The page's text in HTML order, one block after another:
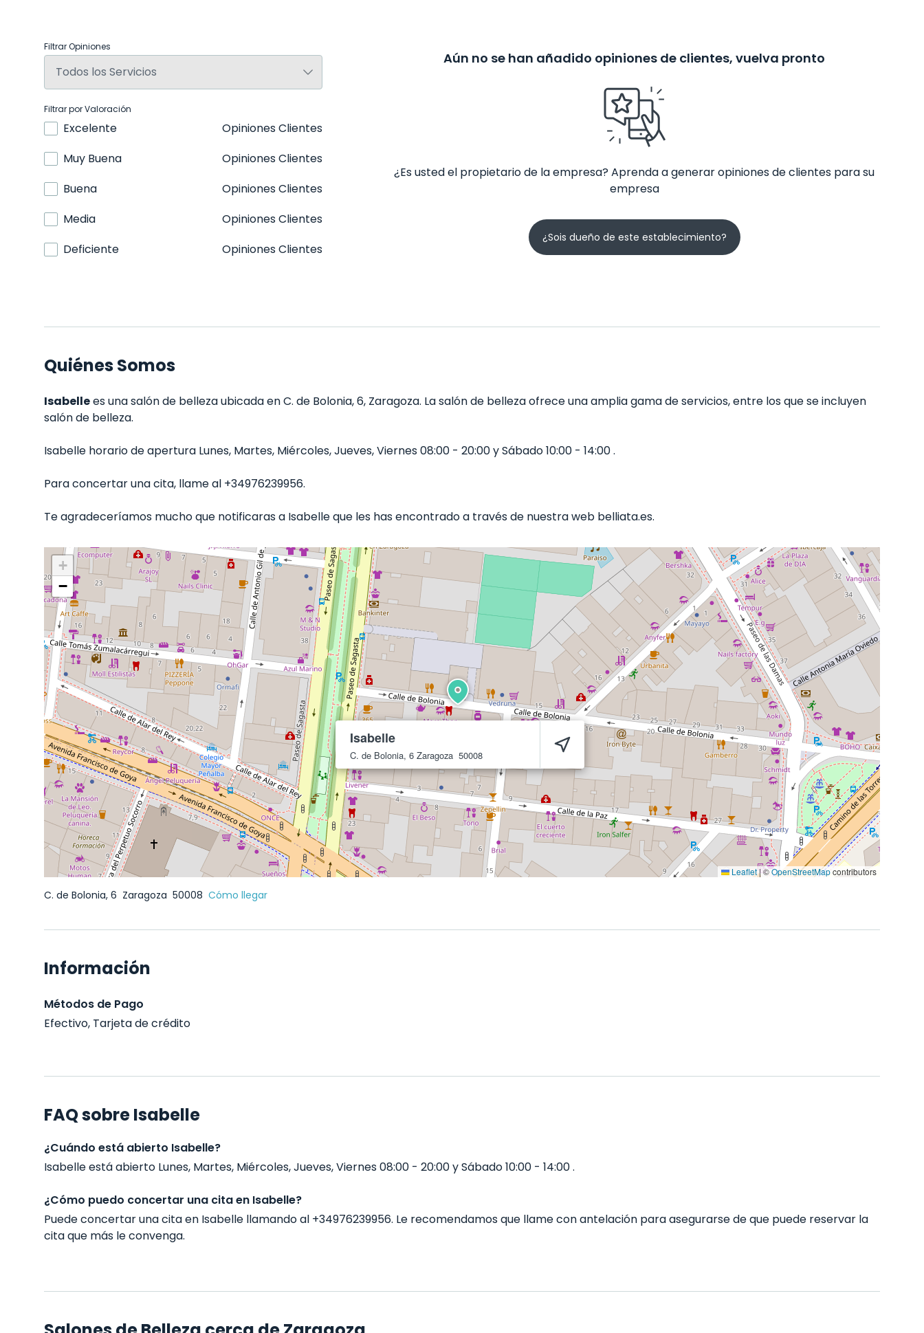
Filtrar Opiniones
Filtrar por Valoración
Excelente
Opiniones Clientes
Muy Buena
Opiniones Clientes
Buena
Opiniones Clientes
Media
Opiniones Clientes
Deficiente
Opiniones Clientes
Aún no se han añadido opiniones de clientes, vuelva pronto
¿Es usted el propietario de la empresa? Aprenda a generar opiniones de clientes para su
empresa
¿Sois dueño de este establecimiento?
Quiénes Somos
Isabellees una salón de belleza ubicada en C. de Bolonia, 6, Zaragoza. La salón de belleza ofrece una amplia gama de servicios, entre los que se incluyen
salón de belleza.
Isabelle horario de apertura Lunes, Martes, Miércoles, Jueves, Viernes 08:00 - 20:00 y Sábado 10:00 - 14:00 .
Para concertar una cita, llame al +34976239956.
Te agradeceríamos mucho que notificaras a Isabelle que les has encontrado a través de nuestra web belliata.es.
Isabelle
C. de Bolonia, 6 Zaragoza 50008
+
−
Leaflet|©OpenStreetMapcontributors
C. de Bolonia, 6 Zaragoza 50008 Cómo llegar
Información
Métodos de Pago
Efectivo, Tarjeta de crédito
FAQ sobre Isabelle
¿Cuándo está abierto Isabelle?
Isabelle está abierto Lunes, Martes, Miércoles, Jueves, Viernes 08:00 - 20:00 y Sábado 10:00 - 14:00 .
¿Cómo puedo concertar una cita en Isabelle?
Puede concertar una cita en Isabelle llamando al +34976239956. Le recomendamos que llame con antelación para asegurarse de que puede reservar la
cita que más le convenga.